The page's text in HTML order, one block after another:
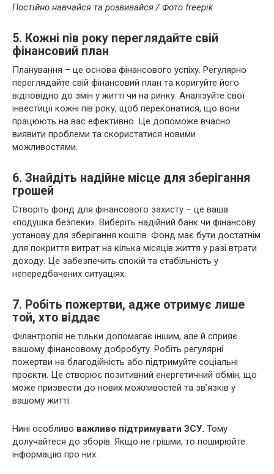
Постійно навчайся та розвивайся / Фото freepik
5. Кожні пів року переглядайте свій
фінансовий план
Планування – це основа фінансового успіху. Регулярно
переглядайте свій фінансовий план та коригуйте його
відповідно до змін у житті чи на ринку. Аналізуйте свої
інвестиції кожні пів року, щоб переконатися, що вони
працюють на вас ефективно. Це допоможе вчасно
виявити проблеми та скористатися новими
можливостями.
6. Знайдіть надійне місце для зберігання
грошей
Створіть фонд для фінансового захисту – це ваша
«подушка безпеки». Виберіть надійний банк чи фінансову
установу для зберігання коштів. Фонд має бути достатнім
для покриття витрат на кілька місяців життя у разі втрати
доходу. Це забезпечить спокій та стабільність у
непередбачених ситуаціях.
7. Робіть пожертви, адже отримує лише
той, хто віддає
Філантропія не тільки допомагає іншим, але й сприяє
вашому фінансовому добробуту. Робіть регулярні
пожертви на благодійність або підтримуйте соціальні
проєкти. Це створює позитивний енергетичний обмін, що
може призвести до нових можливостей та зв’язків у
вашому житті.
Нині особливо важливо підтримувати ЗСУ. Тому
долучайтеся до зборів. Якщо не грішми, то поширюйте
інформацію про них.